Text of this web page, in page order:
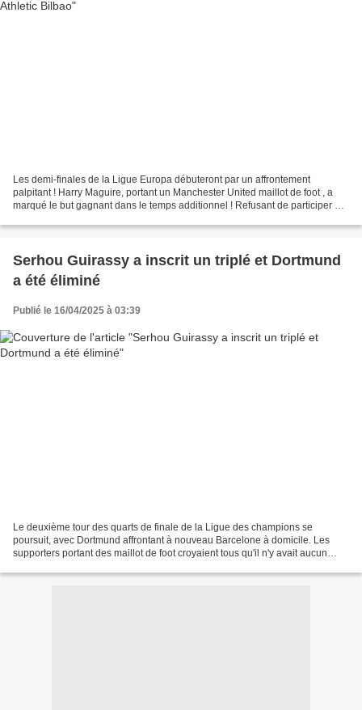
Les demi-finales de la Ligue Europa débuteront par un affrontement
palpitant ! Harry Maguire, portant un Manchester United maillot de foot , a
marqué le but gagnant dans le temps additionnel ! Refusant de participer à
Serhou Guirassy a inscrit un triplé et Dortmund
a été éliminé
Publié le 16/04/2025 à 03:39
Le deuxième tour des quarts de finale de la Ligue des champions se
poursuit, avec Dortmund affrontant à nouveau Barcelone à domicile. Les
supporters portant des maillot de foot croyaient tous qu'il n'y avait aucun